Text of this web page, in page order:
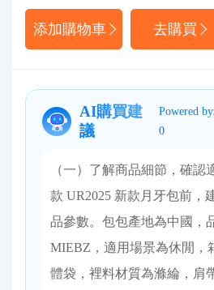
添加購物車 去購買
AI購買建
議
Powered
0
（一）了解商品細節，確認
款 UR2025 新款月牙包前，
品參數。包包產地為中國，
MIEBZ，適用場景為休閒，
體袋，裡料材質為滌綸，肩